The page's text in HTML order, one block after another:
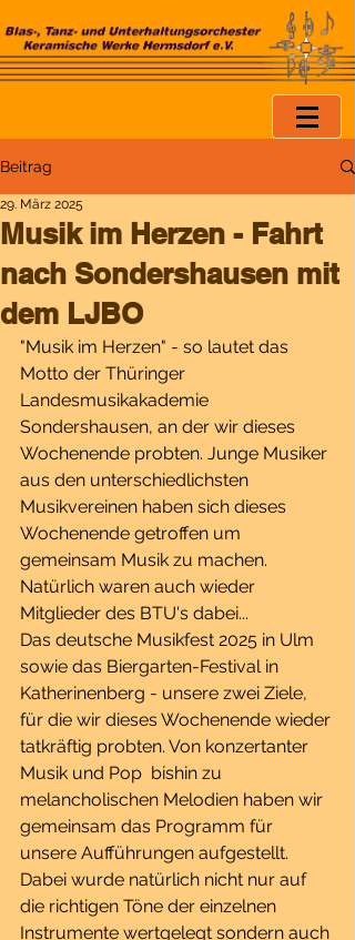
Beitrag
Musik im Herzen - Fahrt
nach Sondershausen mit
dem LJBO
29. März 2025
"Musik im Herzen" - so lautet das
Motto der Thüringer
Landesmusikakademie
Sondershausen, an der wir dieses
Wochenende probten. Junge Musiker
aus den unterschiedlichsten
Musikvereinen haben sich dieses
Wochenende getroffen um
gemeinsam Musik zu machen.
Natürlich waren auch wieder
Mitglieder des BTU's dabei...
Das deutsche Musikfest 2025 in Ulm
sowie das Biergarten-Festival in
Katherinenberg - unsere zwei Ziele,
für die wir dieses Wochenende wieder
tatkräftig probten. Von konzertanter
Musik und Pop  bishin zu
melancholischen Melodien haben wir
gemeinsam das Programm für
unsere Aufführungen aufgestellt.
Dabei wurde natürlich nicht nur auf
die richtigen Töne der einzelnen
Instrumente wertgelegt sondern auch